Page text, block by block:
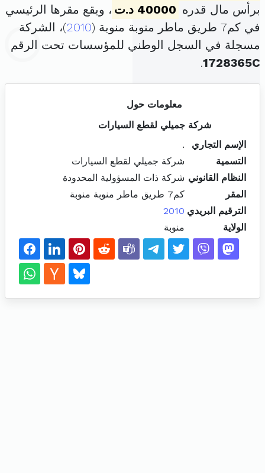
برأس مال قدره 40000 د.ت
، ويقع مقرها الرئيسي
في كم7 طريق ماطر منوبة منوبة (
2010)، الشركة
مسجلة في السجل الوطني للمؤسسات تحت الرقم
1728365C
.
معلومات حول
شركة جميلي لقطع السيارات
الإسم التجاري
.
التسمية
شركة جميلي لقطع السيارات
النظام القانوني شركة ذات المسؤولية المحدودة
المقر
كم7 طريق ماطر منوبة منوبة
الترقيم البريدي 2010
الولاية
منوبة